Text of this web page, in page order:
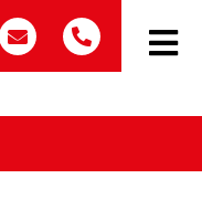
post@walker-
+49Toggle